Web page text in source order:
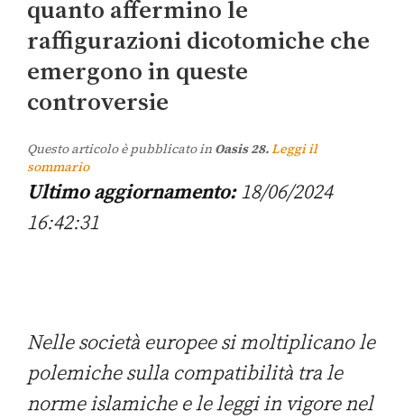
quanto affermino le
raffigurazioni dicotomiche che
emergono in queste
controversie
Questo articolo è pubblicato in Oasis 28.Leggi il
sommario
Ultimo aggiornamento:18/06/2024
16:42:31
Nelle società europee si moltiplicano le
polemiche sulla compatibilità tra le
norme islamiche e le leggi in vigore nel